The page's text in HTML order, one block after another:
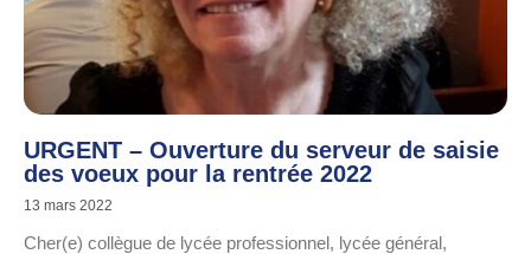
URGENT – Ouverture du serveur de saisie
des voeux pour la rentrée 2022
13 mars 2022
Cher(e) collègue de lycée professionnel, lycée général,